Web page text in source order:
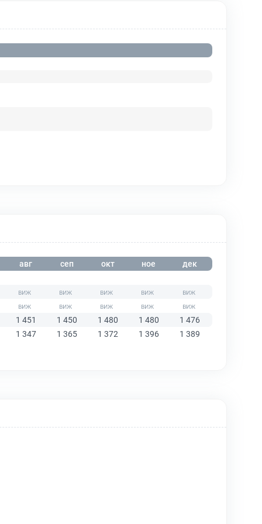
авг сеп окт ное дек
1 451 1 450 1 480 1 480
1 476
1 347
1 365 1 372 1 396 1 389